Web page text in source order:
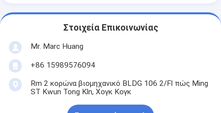
Στοιχεία Επικοινωνίας
Mr. Marc Huang
+86 15989576094
Rm 2 κορώνα βιομηχανικό BLDG 106 2/Fl πώς Ming
ST Kwun Tong Kln, Χογκ Κογκ